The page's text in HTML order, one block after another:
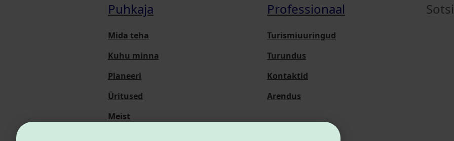
Puhkaja
Mida teha
Kuhu minna
Planeeri
Üritused
Meist
Professionaal
Turismiuuringud
Turundus
Kontaktid
Arendus